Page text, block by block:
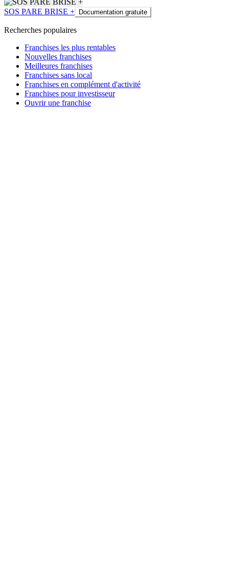
SOS PARE BRISE + Documentation gratuite
Recherches populaires
Franchises les plus rentables
Nouvelles franchises
Meilleures franchises
Franchises sans local
Franchises en complément d'activité
Franchises pour investisseur
Ouvrir une franchise